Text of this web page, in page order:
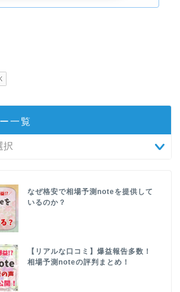
一覧
なぜ格安で相場予測noteを提供して
いるのか？
【リアルな口コミ】爆益報告多数！
相場予測noteの評判まとめ！